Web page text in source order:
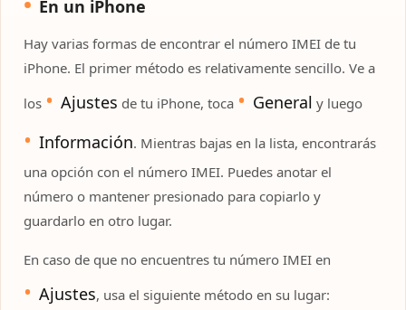
En un iPhone
Hay varias formas de encontrar el número IMEI de tu
iPhone. El primer método es relativamente sencillo. Ve a
los
Ajustes de tu iPhone, toca General y luego
Información. Mientras bajas en la lista, encontrarás
una opción con el número IMEI. Puedes anotar el
número o mantener presionado para copiarlo y
guardarlo en otro lugar.
En caso de que no encuentres tu número IMEI en
Ajustes, usa el siguiente método en su lugar: